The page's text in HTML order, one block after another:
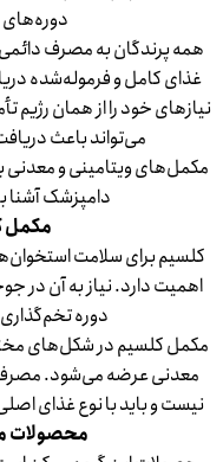
همه پرندگان به مصرف دائمی
غذای کامل و فرموله‌شده
نیازهای خود را از همان
می‌تواند باعث
مکمل‌های ویتامینی و معدنی
دامپزشک آشنا
مکمل
کلسیم برای سلامت
اهمیت دارد. نیاز به آن در
دوره
مکمل کلسیم در شکل‌های
معدنی عرضه می‌شود. مصرف
نیست و باید با نوع غذای
محصولات